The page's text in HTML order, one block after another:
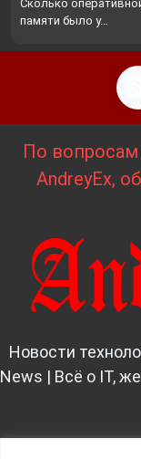
Сколько
памяти было у…
По вопросам
AndreyEx,
Новости
News | Всё о IT,